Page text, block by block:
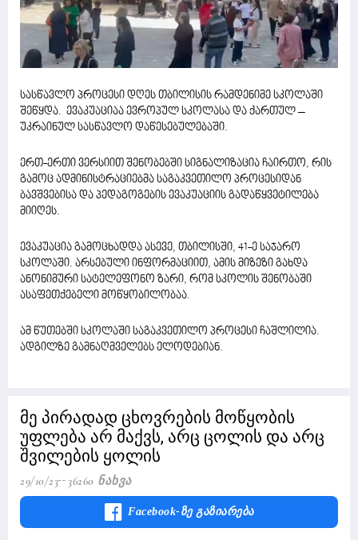
სასწავლო პროცესი დღეს თბილისის რამდენიმე სკოლაში
შეწყდა. ევაკუაციაა ევროპულ სკოლასა და ქართულ –
უკრაინულ სასწავლო დაწესებულებაში.
ერთ-ერთი ვერსიით შენობებში სიგნალიზაცია ჩაირთო, რის
გამოც ადმინისტრაციებმა საგაკვეთილო პროცესიდან
ბავშვებისა და პედაგოგების ევაკუაციის გადაწყვეტილება
მიიღეს.
ევაკუაცია გამოცხადდა ასევე, თბილისში, 41-ე საჯარო
სკოლაში. არსებული ინფორმაციით, ამის მიზეზი გახდა
ანონიმური სატელეფონო ზარი, რომ სკოლის შენობაში
ასაფეთქებელი მოწყობილობაა.
ამ წუთებში სკოლაში საგაკვეთილო პროცესი ჩაშლილია.
ადგილზე გამნაღმველებს ელოდებიან.
მე პირადად ცხოვრების მოწყობის
უფლება არ მაქვს, არც ცოლის და არც
შვილების ყოლის
29/10/23 36260 Ნახვა
Facebook-Ზე Გაზიარება